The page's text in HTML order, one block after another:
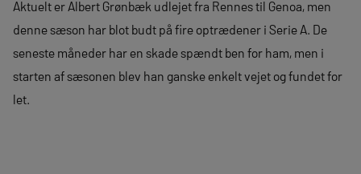
Aktuelt er Albert Grønbæk udlejet fra Rennes til Genoa, men
denne sæson har blot budt på fire optrædener i Serie A. De
seneste måneder har en skade spændt ben for ham, men i
starten af sæsonen blev han ganske enkelt vejet og fundet for
let.